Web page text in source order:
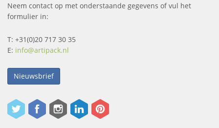
Neem contact op met onderstaande gegevens of vul het
formulier in:
T: +31(0)20 717 30 35
E: info@artipack.nl
Nieuwsbrief